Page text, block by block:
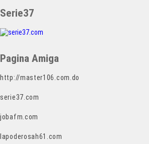
Serie37
Pagina Amiga
http://master106.com.do
serie37.com
jobafm.com
lapoderosah61.com